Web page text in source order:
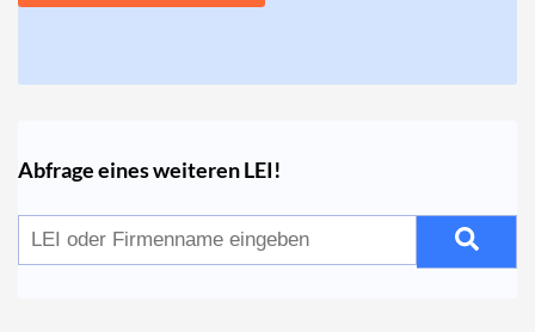
Abfrage eines weiteren LEI!